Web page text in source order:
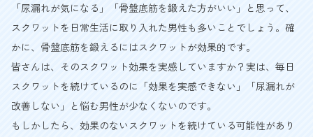
「尿漏れが気になる」「骨盤底筋を鍛えた方がいい」と思って、
スクワットを日常生活に取り入れた男性も多いことでしょう。確
かに、骨盤底筋を鍛えるにはスクワットが効果的です。
皆さんは、そのスクワット効果を実感していますか？実は、毎日
スクワットを続けているのに「効果を実感できない」「尿漏れが
改善しない」と悩む男性が少なくないのです。
もしかしたら、効果のないスクワットを続けている可能性があり